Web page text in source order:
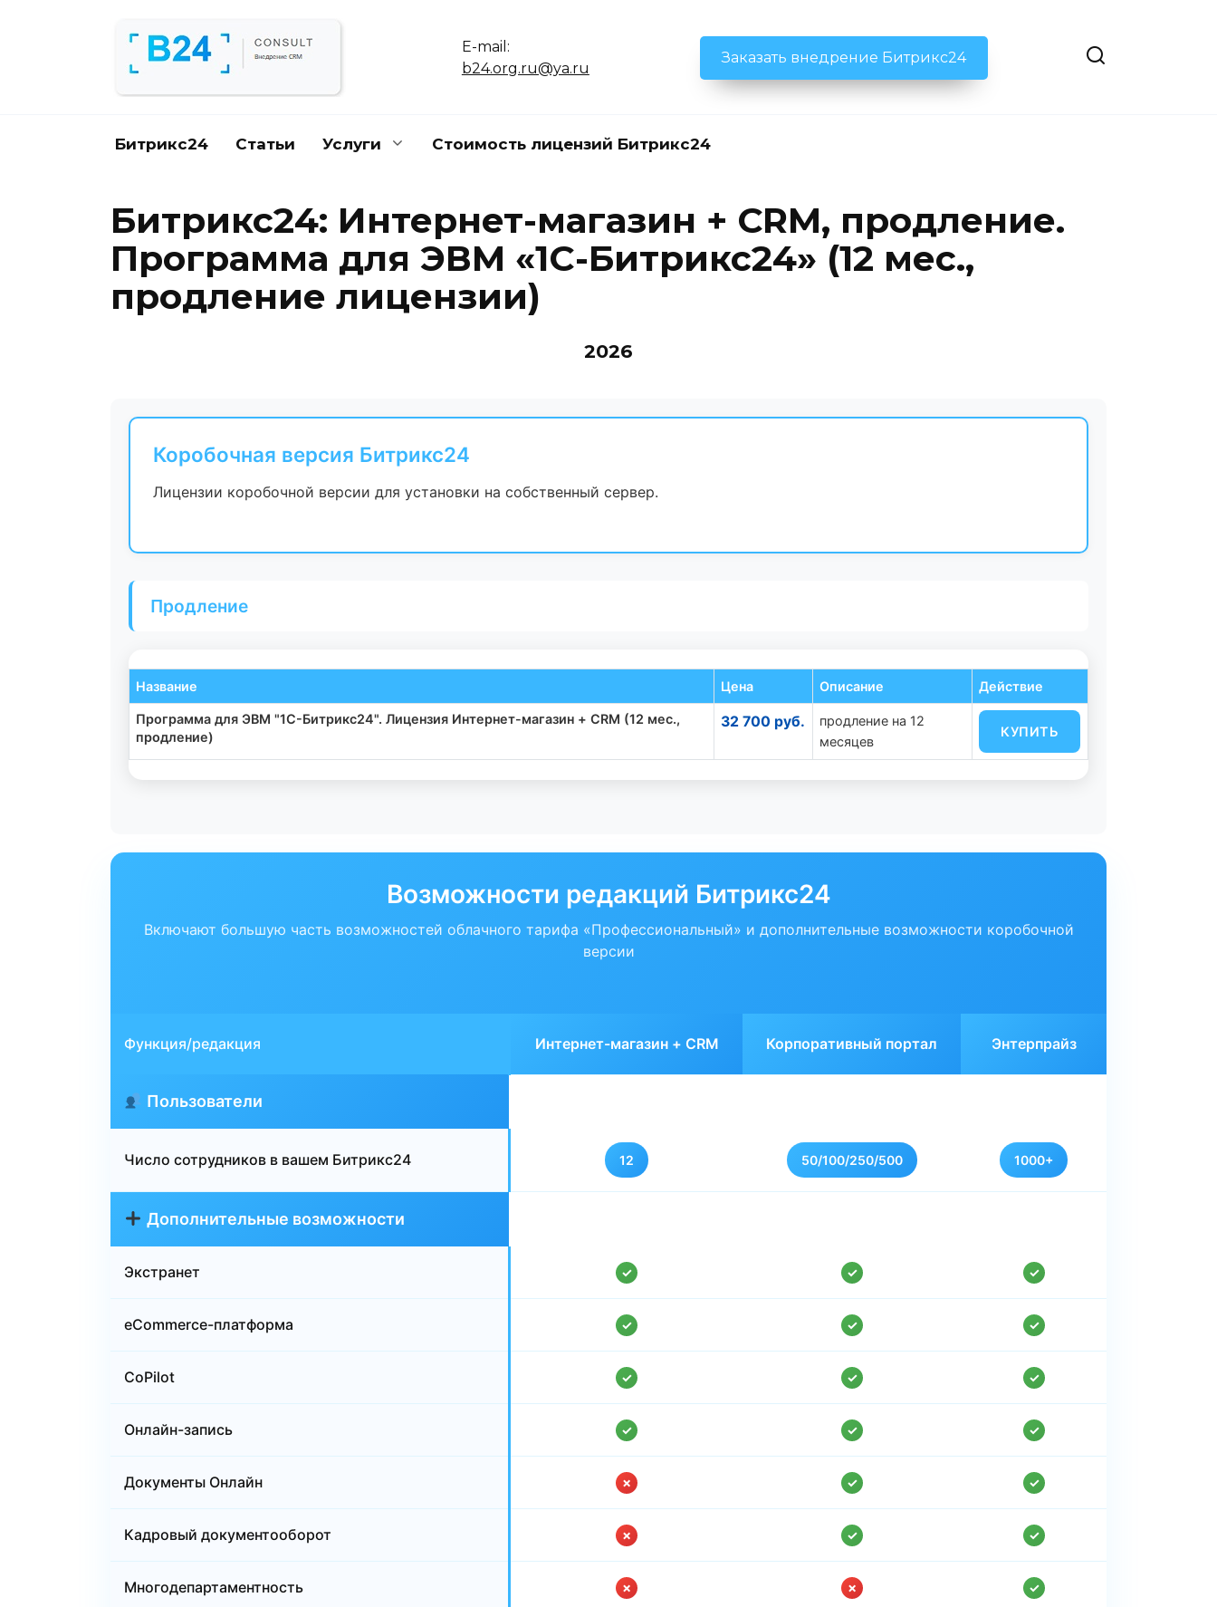
E-mail:
b24.org.ru@ya.ru
Заказать внедрение Битрикс24
Битрикс24 Статьи Услуги Стоимость лицензий Битрикс24
Битрикс24: Интернет-магазин + CRM, продление.
Программа для ЭВМ «1С-Битрикс24» (12 мес.,
продление лицензии)
2026
Коробочная версия Битрикс24
Лицензии коробочной версии для установки на собственный сервер.
Продление
Название Цена Описание Действие
Программа для ЭВМ "1С-Битрикс24". Лицензия Интернет-магазин + CRM (12 мес.,
продление)
32 700 руб.
продление на 12
месяцев
КУПИТЬ
Возможности редакций Битрикс24
Включают большую часть возможностей облачного тарифа «Профессиональный» и дополнительные возможности коробочной
версии
Функция/редакция Интернет-магазин + CRM Корпоративный портал Энтерпрайз
Пользователи
Число сотрудников в вашем Битрикс24 12 50/100/250/500 1000+
Дополнительные возможности
Экстранет ✓ ✓ ✓
eCommerce-платформа ✓ ✓ ✓
CoPilot ✓ ✓ ✓
Онлайн-запись ✓ ✓ ✓
Документы Онлайн ✗ ✓ ✓
Кадровый документооборот ✗ ✓ ✓
Многодепартаментность ✗ ✗ ✓